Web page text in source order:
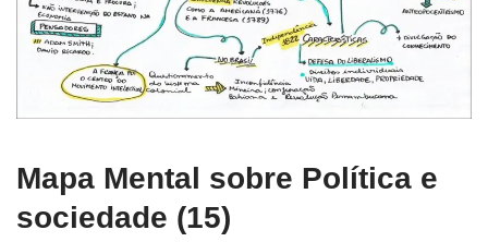
Mapa Mental sobre Política e
sociedade (15)